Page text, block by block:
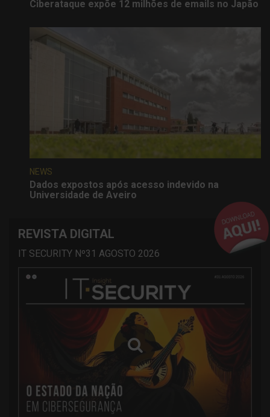
Ciberataque expõe 12 milhões de emails no Japão
NEWS
Dados expostos após acesso indevido na
Universidade de Aveiro
REVISTA DIGITAL
IT SECURITY Nº31 AGOSTO 2026